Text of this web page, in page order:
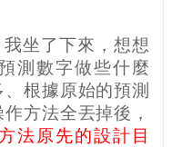
坐了下來，想想
測數字做些什麼
根據原始的預測
方法全丟掉後，
法原先的設計目